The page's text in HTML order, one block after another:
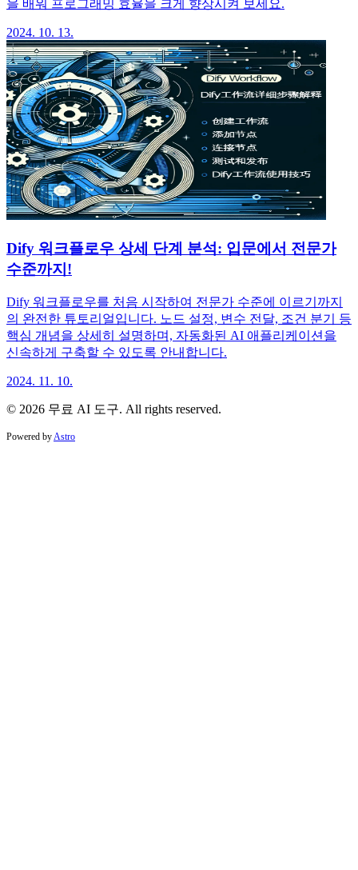
을 배워 프로그래밍 효율을 크게 향상시켜 보세요.
2024. 10. 13.
Dify 워크플로우 상세 단계 분석: 입문에서 전문가
수준까지!
Dify 워크플로우를 처음 시작하여 전문가 수준에 이르기까지
의 완전한 튜토리얼입니다. 노드 설정, 변수 전달, 조건 분기 등
핵심 개념을 상세히 설명하며, 자동화된 AI 애플리케이션을
신속하게 구축할 수 있도록 안내합니다.
2024. 11. 10.
© 2026 무료 AI 도구. All rights reserved.
Powered byAstro